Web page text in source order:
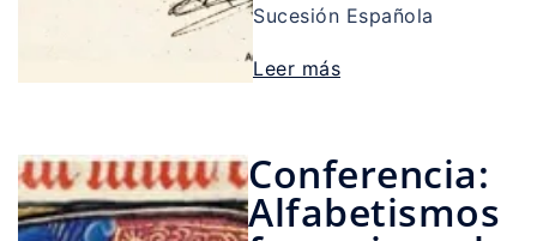
Sucesión Española
Leer más
Conferencia:
Alfabetismos